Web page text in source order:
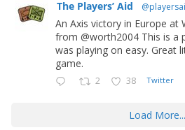
The Players’ Aid
An Axis victory in Europe at
from @worth2004 This is a
was playing on easy. Great
game.
2 38 Twitter
Load More...